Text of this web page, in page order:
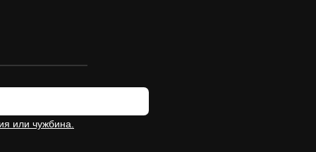
или чужбина.